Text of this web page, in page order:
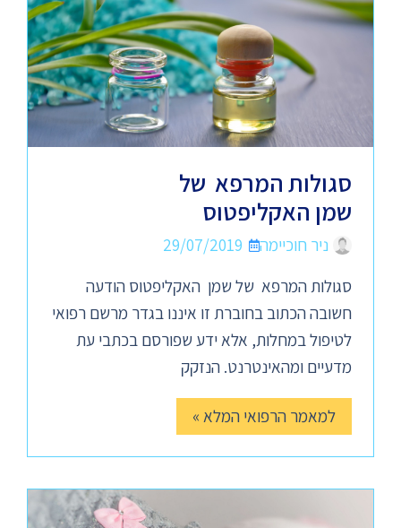
סגולות המרפא של
שמן האקליפטוס
ניר חוכיימה
29/07/2019
סגולות המרפא של שמן האקליפטוס הודעה
חשובה הכתוב בחוברת זו איננו בגדר מרשם רפואי
לטיפול במחלות, אלא ידע שפורסם בכתבי עת
מדעיים ומהאינטרנט. הנזקק
למאמר הרפואי המלא »